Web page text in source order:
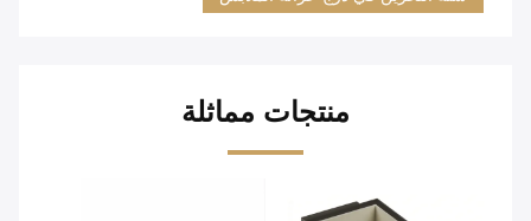
منتجات مماثلة